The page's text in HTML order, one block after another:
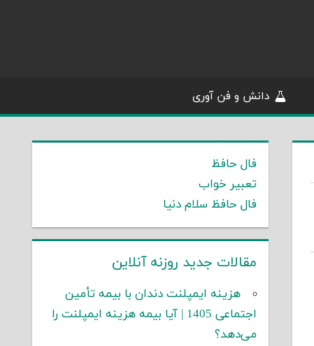
دانش و فن آوری
فال حافظ
تعبیر خواب
فال حافظ سلام دنیا
مقالات جدید روزنه آنلاین
هزینه ایمپلنت دندان با بیمه تأمین
اجتماعی 1405 | آیا بیمه هزینه ایمپلنت را
می‌دهد؟